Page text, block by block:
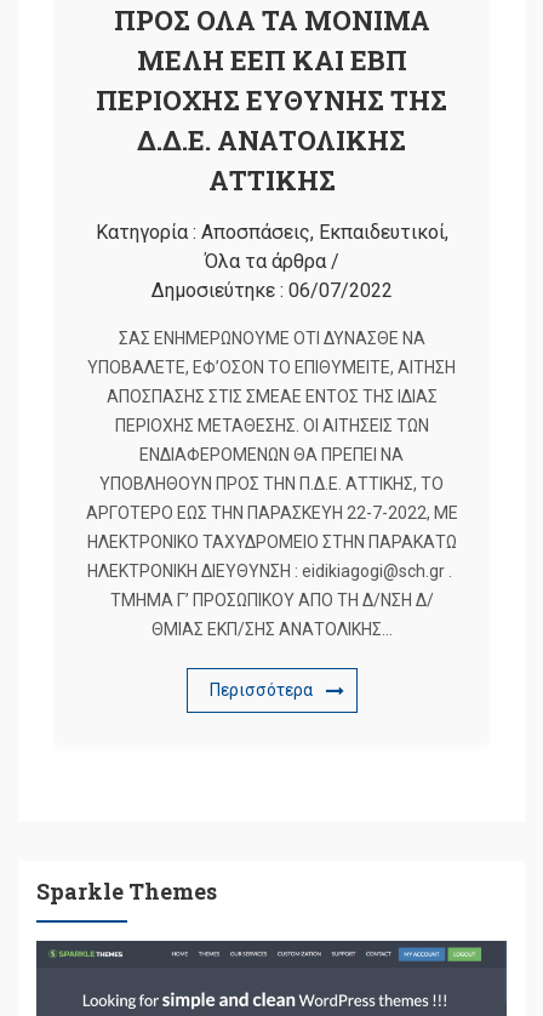
ΠΡΟΣ ΟΛΑ ΤΑ ΜΟΝΙΜΑ
ΜΕΛΗ ΕΕΠ ΚΑΙ ΕΒΠ
ΠΕΡΙΟΧΗΣ ΕΥΘΥΝΗΣ ΤΗΣ
Δ.Δ.Ε. ΑΝΑΤΟΛΙΚΗΣ
ΑΤΤΙΚΗΣ
Κατηγορία : Αποσπάσεις, Εκπαιδευτικοί,
Όλα τα άρθρα/
Δημοσιεύτηκε : 06/07/2022
ΣΑΣ ΕΝΗΜΕΡΩΝΟΥΜΕ ΟΤΙ ΔΥΝΑΣΘΕ ΝΑ
ΥΠΟΒΑΛΕΤΕ, ΕΦ’ΟΣΟΝ ΤΟ ΕΠΙΘΥΜΕΙΤΕ, ΑΙΤΗΣΗ
ΑΠΟΣΠΑΣΗΣ ΣΤΙΣ ΣΜΕΑΕ ΕΝΤΟΣ ΤΗΣ ΙΔΙΑΣ
ΠΕΡΙΟΧΗΣ ΜΕΤΑΘΕΣΗΣ. ΟΙ ΑΙΤΗΣΕΙΣ ΤΩΝ
ΕΝΔΙΑΦΕΡΟΜΕΝΩΝ ΘΑ ΠΡΕΠΕΙ ΝΑ
ΥΠΟΒΛΗΘΟΥΝ ΠΡΟΣ ΤΗΝ Π.Δ.Ε. ΑΤΤΙΚΗΣ, ΤΟ
ΑΡΓΟΤΕΡΟ ΕΩΣ ΤΗΝ ΠΑΡΑΣΚΕΥΗ 22-7-2022, ΜΕ
ΗΛΕΚΤΡΟΝΙΚΟ ΤΑΧΥΔΡΟΜΕΙΟ ΣΤΗΝ ΠΑΡΑΚΑΤΩ
ΗΛΕΚΤΡΟΝΙΚΗ ΔΙΕΥΘΥΝΣΗ : eidikiagogi@sch.gr .
ΤΜΗΜΑ Γ’ ΠΡΟΣΩΠΙΚΟΥ ΑΠΟ ΤΗ Δ/ΝΣΗ Δ/
ΘΜΙΑΣ ΕΚΠ/ΣΗΣ ΑΝΑΤΟΛΙΚΗΣ…
Περισσότερα
Sparkle Themes